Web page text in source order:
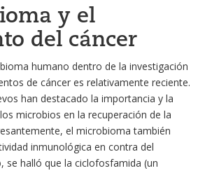
y el
del cáncer
humano dentro de la investigación
de cáncer es relativamente reciente.
han destacado la importancia y la
microbios en la recuperación de la
el microbioma también
inmunológica en contra del
se halló que la ciclofosfamida (un